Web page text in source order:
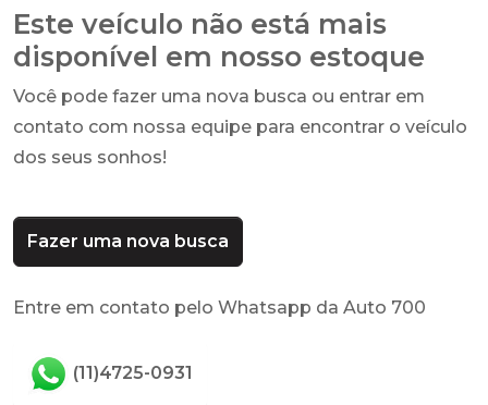
Este veículo não está mais
disponível em nosso estoque
Você pode fazer uma nova busca ou entrar em
contato com nossa equipe para encontrar o veículo
dos seus sonhos!
Fazer uma nova busca
Entre em contato pelo Whatsapp da Auto 700
(11)4725-0931